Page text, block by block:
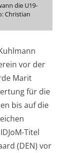
die U19-
Christian
vor der
Marit
für die
bis auf die
Titel
(DEN) vor